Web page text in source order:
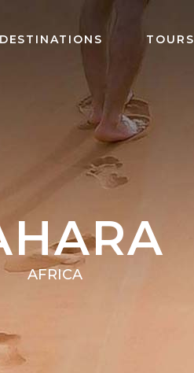
DESTINATIONS TOURS
AFRICA